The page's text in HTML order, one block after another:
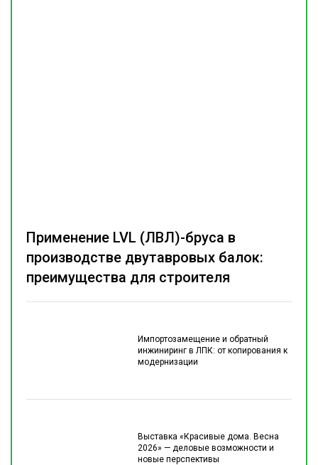
Импортозамещение и обратный
инжиниринг в ЛПК: от копирования к
модернизации
Выставка «Красивые дома. Весна
2026» — деловые возможности и
новые перспективы
Применение LVL (ЛВЛ)-бруса в
производстве двутавровых балок:
преимущества для строителя